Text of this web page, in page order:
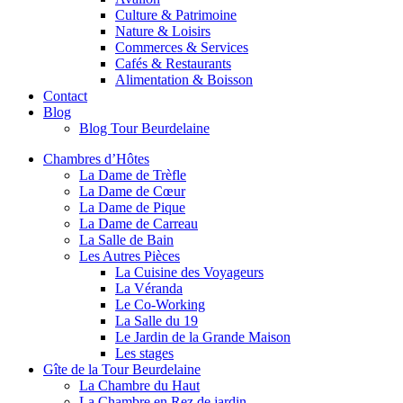
Culture & Patrimoine
Nature & Loisirs
Commerces & Services
Cafés & Restaurants
Alimentation & Boisson
Contact
Blog
Blog Tour Beurdelaine
Chambres d’Hôtes
La Dame de Trèfle
La Dame de Cœur
La Dame de Pique
La Dame de Carreau
La Salle de Bain
Les Autres Pièces
La Cuisine des Voyageurs
La Véranda
Le Co-Working
La Salle du 19
Le Jardin de la Grande Maison
Les stages
Gîte de la Tour Beurdelaine
La Chambre du Haut